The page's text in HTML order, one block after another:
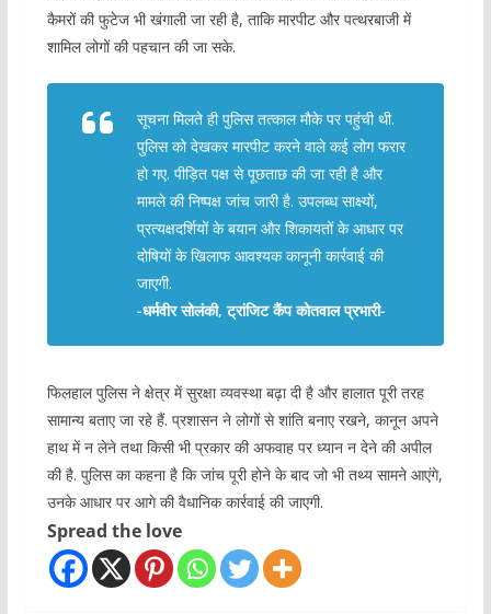
कैमरों की फुटेज भी खंगाली जा रही है, ताकि मारपीट और पत्थरबाजी में
शामिल लोगों की पहचान की जा सके.
सूचना मिलते ही पुलिस तत्काल मौके पर पहुंची थी.
पुलिस को देखकर मारपीट करने वाले कई लोग फरार
हो गए. पीड़ित पक्ष से पूछताछ की जा रही है और
मामले की निष्पक्ष जांच जारी है. उपलब्ध साक्ष्यों,
प्रत्यक्षदर्शियों के बयान और शिकायतों के आधार पर
दोषियों के खिलाफ आवश्यक कानूनी कार्रवाई की
जाएगी.
-धर्मवीर सोलंकी, ट्रांजिट कैंप कोतवाल प्रभारी-
फिलहाल पुलिस ने क्षेत्र में सुरक्षा व्यवस्था बढ़ा दी है और हालात पूरी तरह
सामान्य बताए जा रहे हैं. प्रशासन ने लोगों से शांति बनाए रखने, कानून अपने
हाथ में न लेने तथा किसी भी प्रकार की अफवाह पर ध्यान न देने की अपील
की है. पुलिस का कहना है कि जांच पूरी होने के बाद जो भी तथ्य सामने आएंगे,
उनके आधार पर आगे की वैधानिक कार्रवाई की जाएगी.
Spread the love